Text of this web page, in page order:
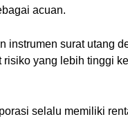
acuan.
instrumen surat utang
yang lebih tinggi
selalu memiliki